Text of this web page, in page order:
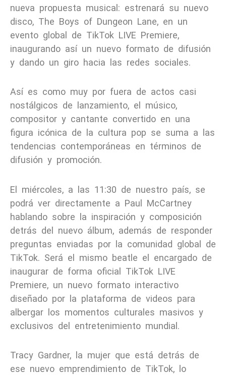
nueva propuesta musical: estrenará su nuevo
disco, The Boys of Dungeon Lane, en un
evento global de TikTok LIVE Premiere,
inaugurando así un nuevo formato de difusión
y dando un giro hacia las redes sociales.
Así es como muy por fuera de actos casi
nostálgicos de lanzamiento, el músico,
compositor y cantante convertido en una
figura icónica de la cultura pop se suma a las
tendencias contemporáneas en términos de
difusión y promoción.
El miércoles, a las 11:30 de nuestro país, se
podrá ver directamente a Paul McCartney
hablando sobre la inspiración y composición
detrás del nuevo álbum, además de responder
preguntas enviadas por la comunidad global de
TikTok. Será el mismo beatle el encargado de
inaugurar de forma oficial TikTok LIVE
Premiere, un nuevo formato interactivo
diseñado por la plataforma de videos para
albergar los momentos culturales masivos y
exclusivos del entretenimiento mundial.
Tracy Gardner, la mujer que está detrás de
ese nuevo emprendimiento de TikTok, lo